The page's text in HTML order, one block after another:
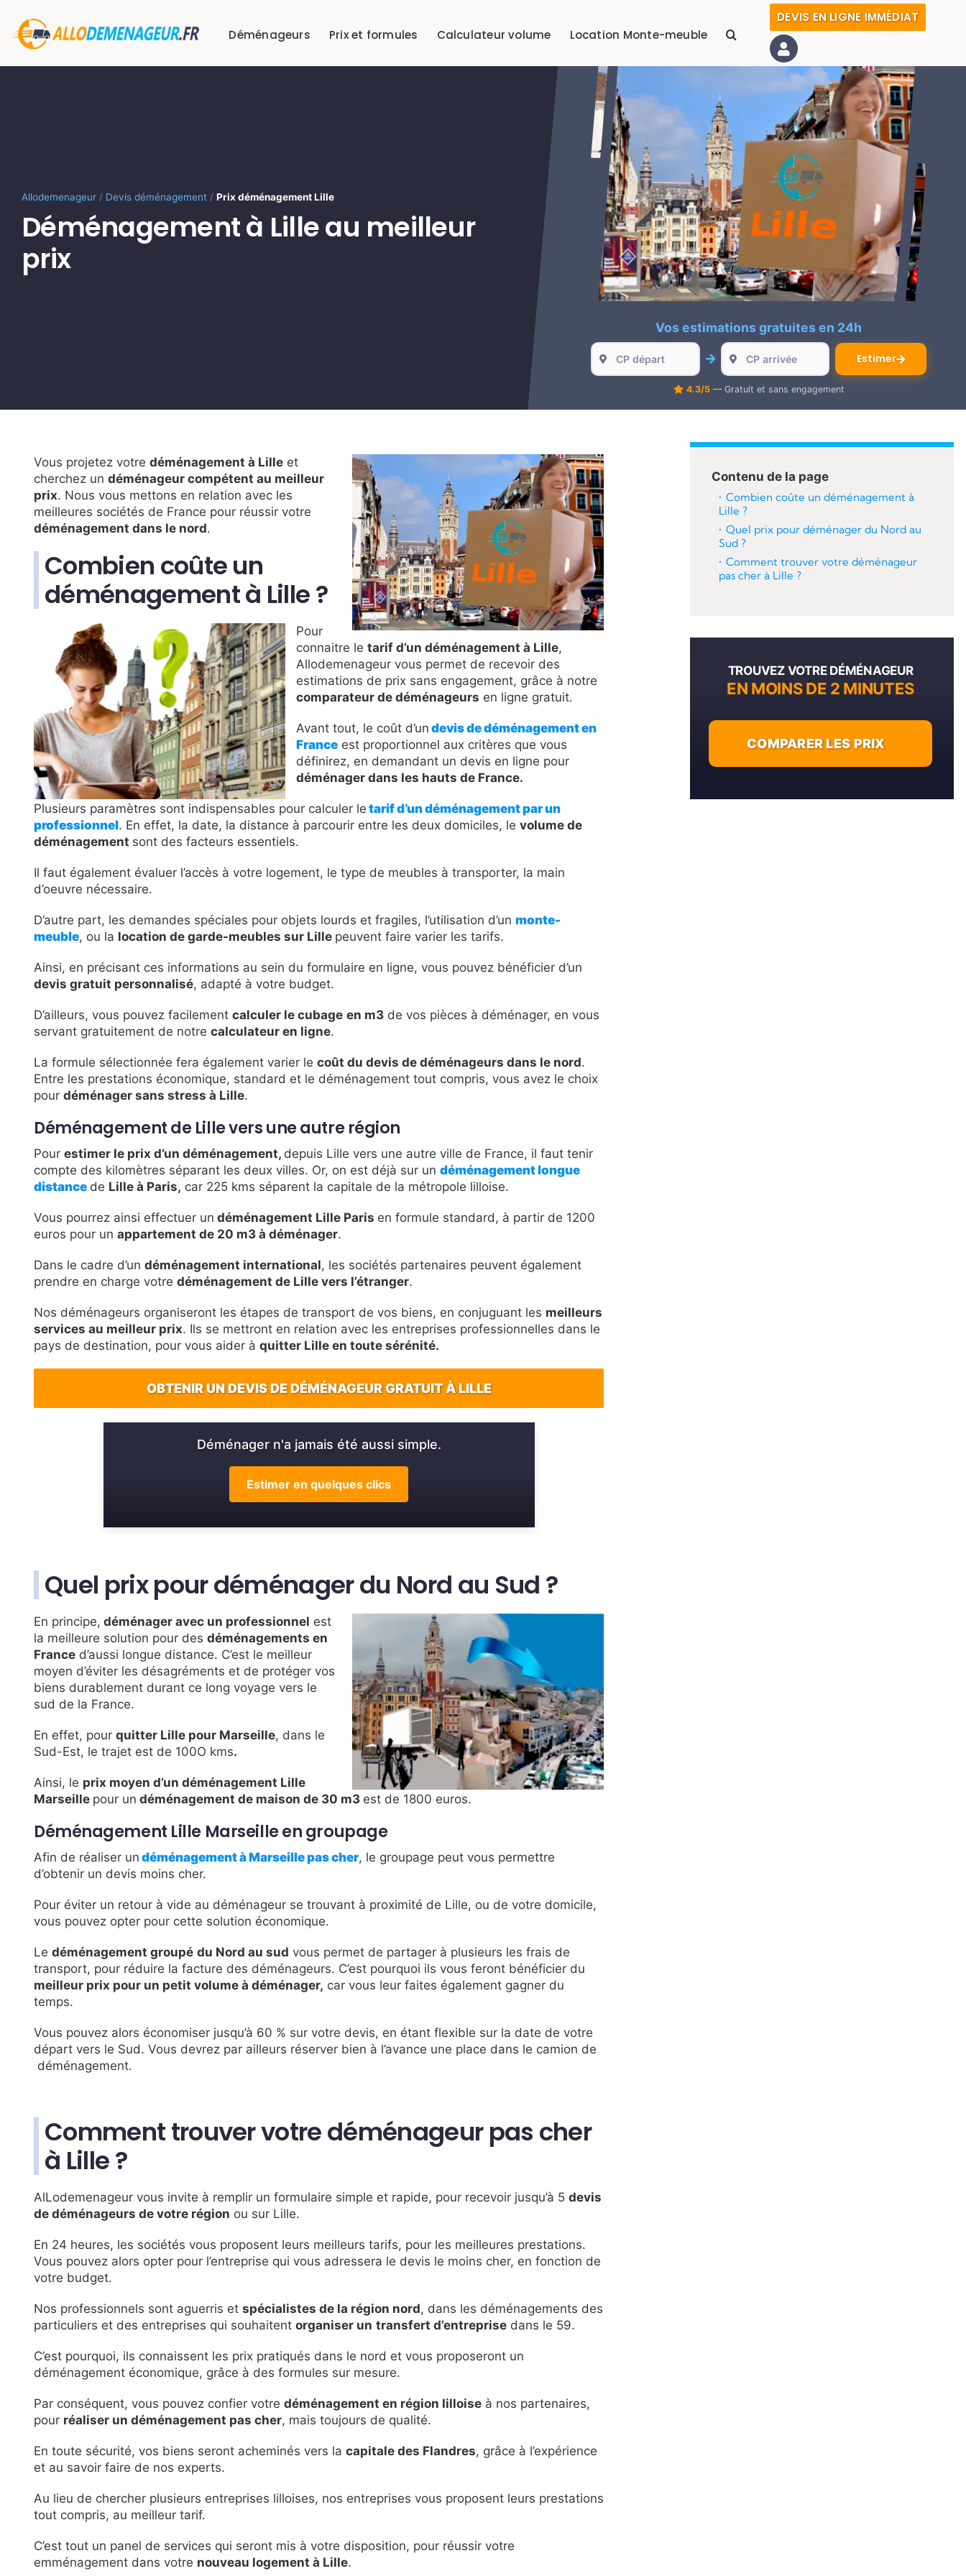
contenu
Déménageurs Prix et formules Calculateur volume Location Monte-meuble
DEVIS EN LIGNE IMMÉDIAT
Allodemenageur / Devis déménagement / Prix déménagement Lille
Déménagement à Lille au meilleur
prix
Vos estimations gratuites en 24h
Estimer
4.3/5— Gratuit et sans engagement
Vous projetez votre déménagement à Lille et
cherchez un déménageur compétent au meilleur
prix. Nous vous mettons en relation avec les
meilleures sociétés de France pour réussir votre
déménagement dans le nord.
Combien coûte un
déménagement à Lille ?
Pour
connaitre le tarif d’un déménagement à Lille,
Allodemenageur vous permet de recevoir des
estimations de prix sans engagement, grâce à notre
comparateur de déménageurs en ligne gratuit.
Avant tout, le coût d’un devis de déménagement en
France est proportionnel aux critères que vous
définirez, en demandant un devis en ligne pour
déménager dans les hauts de France.
Plusieurs paramètres sont indispensables pour calculer le tarif d’un déménagement par un
professionnel. En effet, la date, la distance à parcourir entre les deux domiciles, le volume de
déménagement sont des facteurs essentiels.
Il faut également évaluer l’accès à votre logement, le type de meubles à transporter, la main
d’oeuvre nécessaire.
D’autre part, les demandes spéciales pour objets lourds et fragiles, l’utilisation d’un monte-
meuble, ou la location de garde-meubles sur Lille peuvent faire varier les tarifs.
Ainsi, en précisant ces informations au sein du formulaire en ligne, vous pouvez bénéficier d’un
devis gratuit personnalisé, adapté à votre budget.
D’ailleurs, vous pouvez facilement calculer le cubage en m3 de vos pièces à déménager, en vous
servant gratuitement de notre calculateur en ligne.
La formule sélectionnée fera également varier le coût du devis de déménageurs dans le nord.
Entre les prestations économique, standard et le déménagement tout compris, vous avez le choix
pour déménager sans stress à Lille.
Déménagement de Lille vers une autre région
Pour estimer le prix d’un déménagement, depuis Lille vers une autre ville de France, il faut tenir
compte des kilomètres séparant les deux villes. Or, on est déjà sur un déménagementlongue
distance de Lille à Paris, car 225 kms séparent la capitale de la métropole lilloise.
Vous pourrez ainsi effectuer un déménagement Lille Paris en formule standard, à partir de 1200
euros pour un appartement de 20 m3 à déménager.
Dans le cadre d’un déménagement international, les sociétés partenaires peuvent également
prendre en charge votre déménagement de Lille vers l’étranger.
Nos déménageurs organiseront les étapes de transport de vos biens, en conjuguant les meilleurs
services au meilleur prix. Ils se mettront en relation avec les entreprises professionnelles dans le
pays de destination, pour vous aider à quitter Lille en toute sérénité.
OBTENIR UN DEVIS DE DÉMÉNAGEUR GRATUIT À LILLE
Déménager n'a jamais été aussi simple.
Estimer en quelques clics
Quel prix pour déménager du Nord au Sud ?
En principe, déménager avec un professionnel est
la meilleure solution pour des déménagements en
France d’aussi longue distance. C’est le meilleur
moyen d’éviter les désagréments et de protéger vos
biens durablement durant ce long voyage vers le
sud de la France.
En effet, pour quitter Lille pour Marseille, dans le
Sud-Est, le trajet est de 100O kms.
Ainsi, le prix moyen d’un déménagement Lille
Marseille pour un déménagement de maison de 30 m3 est de 1800 euros.
Déménagement Lille Marseille en groupage
Afin de réaliser un déménagement à Marseille pas cher, le groupage peut vous permettre
d’obtenir un devis moins cher.
Pour éviter un retour à vide au déménageur se trouvant à proximité de Lille, ou de votre domicile,
vous pouvez opter pour cette solution économique.
Le déménagement groupé du Nord au sud vous permet de partager à plusieurs les frais de
transport, pour réduire la facture des déménageurs. C’est pourquoi ils vous feront bénéficier du
meilleur prix pour un petit volume à déménager, car vous leur faites également gagner du
temps.
Vous pouvez alors économiser jusqu’à 60 % sur votre devis, en étant flexible sur la date de votre
départ vers le Sud. Vous devrez par ailleurs réserver bien à l’avance une place dans le camion de
déménagement.
Comment trouver votre déménageur pas cher
à Lille ?
AlLodemenageur vous invite à remplir un formulaire simple et rapide, pour recevoir jusqu’à 5 devis
de déménageurs de votre région ou sur Lille.
En 24 heures, les sociétés vous proposent leurs meilleurs tarifs, pour les meilleures prestations.
Vous pouvez alors opter pour l’entreprise qui vous adressera le devis le moins cher, en fonction de
votre budget.
Nos professionnels sont aguerris et spécialistes de la région nord, dans les déménagements des
particuliers et des entreprises qui souhaitent organiser un transfert d’entreprise dans le 59.
C’est pourquoi, ils connaissent les prix pratiqués dans le nord et vous proposeront un
déménagement économique, grâce à des formules sur mesure.
Par conséquent, vous pouvez confier votre déménagement en région lilloise à nos partenaires,
pour réaliser un déménagement pas cher, mais toujours de qualité.
En toute sécurité, vos biens seront acheminés vers la capitale des Flandres, grâce à l’expérience
et au savoir faire de nos experts.
Au lieu de chercher plusieurs entreprises lilloises, nos entreprises vous proposent leurs prestations
tout compris, au meilleur tarif.
C’est tout un panel de services qui seront mis à votre disposition, pour réussir votre
emménagement dans votre nouveau logement à Lille.
Contenu de la page
Combien coûte un déménagement à
Lille ?
Quel prix pour déménager du Nord au
Sud ?
Comment trouver votre déménageur
pas cher à Lille ?
TROUVEZ VOTRE DÉMÉNAGEUR
EN MOINS DE 2 MINUTES
COMPARER LES PRIX